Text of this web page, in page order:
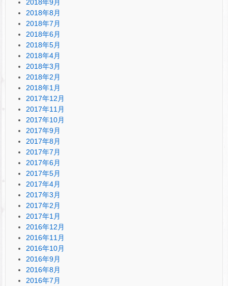
2018年9月
2018年8月
2018年7月
2018年6月
2018年5月
2018年4月
2018年3月
2018年2月
2018年1月
2017年12月
2017年11月
2017年10月
2017年9月
2017年8月
2017年7月
2017年6月
2017年5月
2017年4月
2017年3月
2017年2月
2017年1月
2016年12月
2016年11月
2016年10月
2016年9月
2016年8月
2016年7月